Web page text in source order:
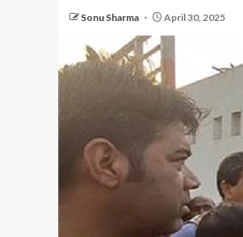
Sonu Sharma April 30, 2025